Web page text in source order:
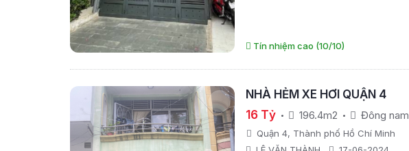
Tín nhiệm cao (10/10)
NHÀ HẺM XE HƠI QUẬN 4
16 Tỷ
196.4m2 Đông nam
Quận 4, Thành phố Hồ Chí Minh